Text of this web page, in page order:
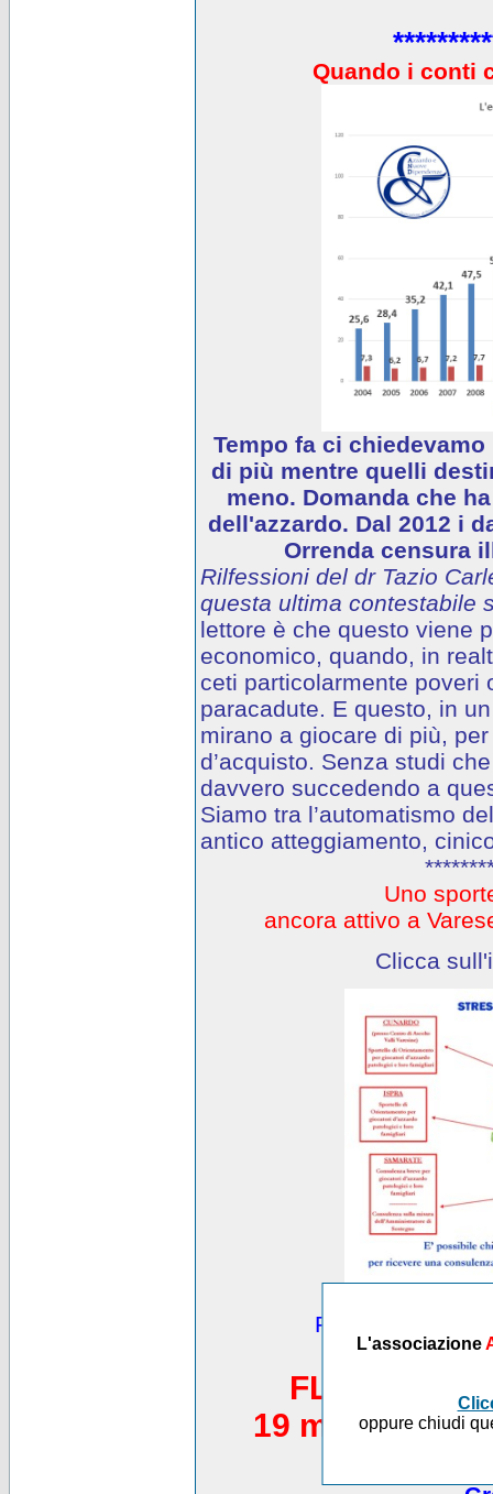
L'associazione
oppure chiudi
Quando i conti
Tempo fa ci
di più mentre quelli
meno. Domanda che
dell'azzardo. Dal 2012 i
Orrenda censura
Rilfessioni del dr Tazio
questa ultima contestabile
lettore è che questo viene
economico, quando, in
ceti particolarmente poveri
paracadute. E questo, in
mirano a giocare di più,
d’acquisto. Senza studi
davvero succedendo a
Siamo tra l’automatismo
antico atteggiamento,
Uno
ancora attivo a
Clicca
Puoi vedere
FLASH
19 maggio